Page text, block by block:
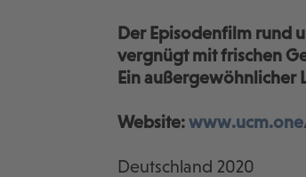
Der Episodenfilm rund
vergnügt mit frischen
Ein außergewöhnlicher
Website:
Deutschland 2020